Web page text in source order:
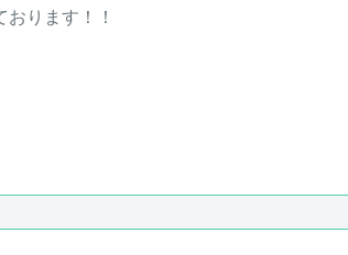
た、配送にかかる費用は原則お客様負担
ります！！